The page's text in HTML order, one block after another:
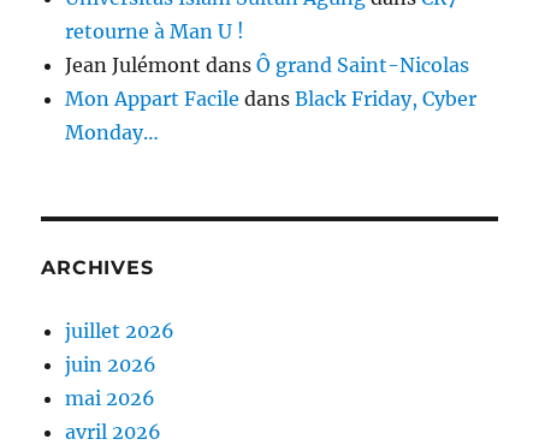
retourne à Man U !
Jean Julémont dansÔ grand Saint-Nicolas
Mon Appart Facile dansBlack Friday, Cyber
Monday…
ARCHIVES
juillet 2026
juin 2026
mai 2026
avril 2026